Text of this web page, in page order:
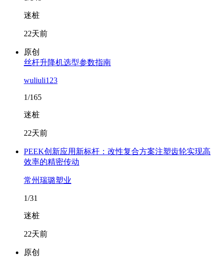
迷桩
22天前
原创
丝杆升降机选型参数指南
wuliuli123
1/165
迷桩
22天前
PEEK创新应用新标杆：改性复合方案注塑齿轮实现高
效率的精密传动
常州瑞璐塑业
1/31
迷桩
22天前
原创